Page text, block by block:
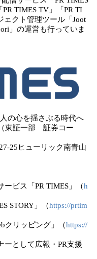
TIMES TV」「PR TI
ェクト管理ツール「Joot
」の運営も行っていま
の心を揺さぶる時代へ
証一部 証券コー
ヒューリック南青山
ビス「PR TIMES」（h
STORY」（https://prtim
クリッピング」（https://
ーとして広報・PR支援